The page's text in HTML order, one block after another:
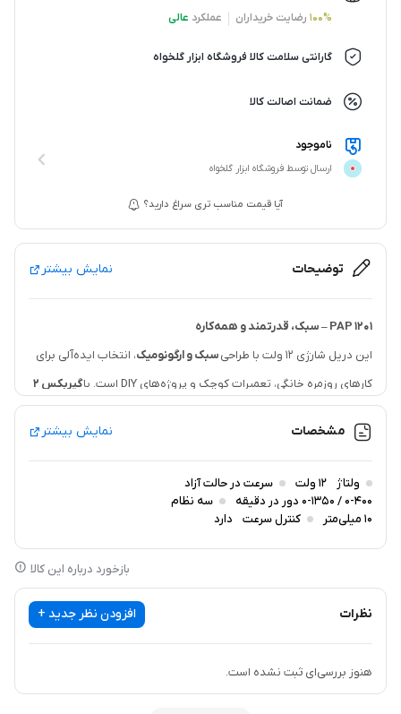
100% رضایت خریداران عملکرد عالی
گارانتی سلامت کالا فروشگاه ابزار گلخواه
ضمانت اصالت کالا
ناموجود
ارسال توسط فروشگاه ابزار گلخواه
آیا قیمت مناسب تری سراغ دارید؟
توضیحات نمایش بیشتر
1201 PAP – سبک، قدرتمند و همه‌کاره
این دریل شارژی ۱۲ ولت با طراحی
سبک و ارگونومیک، انتخاب ایده‌آلی برای
کارهای روزمره خانگی، تعمیرات کوچک و پروژه‌های DIY است. با
گیربکس ۲
بالا کار کنید.
ولتاژ ۱۲ ولت
– مناسب برای کارهای سبک تا نیمه‌سنگین
سرعت دوگانه(۰-۴۰۰ و ۰-۱۳۵۰ دور در دقیقه) – انعطاف‌پذیری در کار
سه نظام ۱۰ میلی‌متری
– قابلیت استفاده با مته‌های استاندارد
طراحی کم‌وزن
– کاهش خستگی در استفاده طولانی‌مدت
مشخصات نمایش بیشتر
ولتاژ 12 ولت
سرعت در حالت آزاد
0-400 / 0-1350 دور در دقیقه
سه نظام
10 میلی‌متر
کنترل سرعت دارد
بازخورد درباره این کالا
نظرات افزودن نظر جدید +
هنوز بررسی‌ای ثبت نشده است.